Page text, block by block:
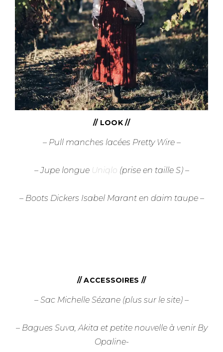
// LOOK //
– Pull manches lacées Pretty Wire –
– Jupe longue Uniqlo (prise en taille S) –
– Boots Dickers Isabel Marant en daim taupe –
// ACCESSOIRES //
– Sac Michelle Sézane (plus sur le site) –
– Bagues Suva, Akita et petite nouvelle à venir By
Opaline-